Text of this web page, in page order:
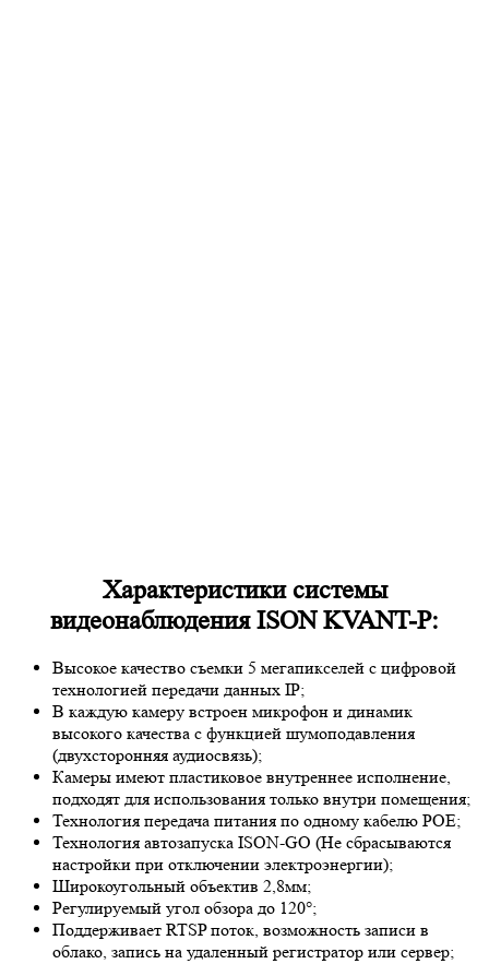
Характеристики системы
видеонаблюдения ISON KVANT-P:
Высокое качество съемки 5 мегапикселей с цифровой
технологией передачи данных IP;
В каждую камеру встроен микрофон и динамик
высокого качества с функцией шумоподавления
(двухсторонняя аудиосвязь);
Камеры имеют пластиковое внутреннее исполнение,
подходят для использования только внутри помещения;
Технология передача питания по одному кабелю POE;
Технология автозапуска ISON-GO (Не сбрасываются
настройки при отключении электроэнергии);
Широкоугольный объектив 2,8мм;
Регулируемый угол обзора до 120°;
Поддерживает RTSP поток, возможность записи в
облако, запись на удаленный регистратор или сервер;